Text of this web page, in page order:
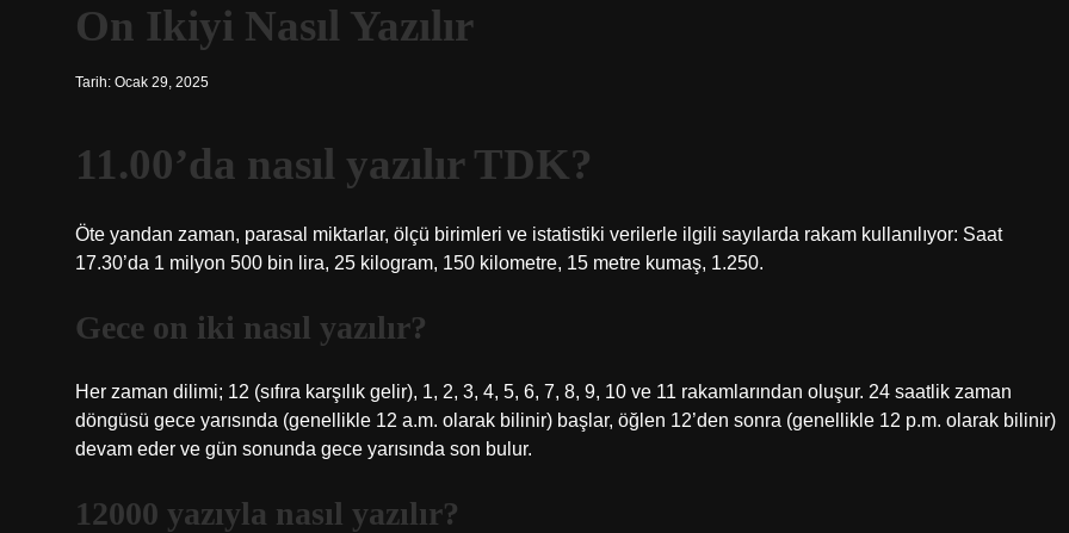
On Ikiyi Nasıl Yazılır
Tarih: Ocak 29, 2025
11.00’da nasıl yazılır TDK?
Öte yandan zaman, parasal miktarlar, ölçü birimleri ve istatistiki verilerle ilgili sayılarda rakam kullanılıyor: Saat
17.30’da 1 milyon 500 bin lira, 25 kilogram, 150 kilometre, 15 metre kumaş, 1.250.
Gece on iki nasıl yazılır?
Her zaman dilimi; 12 (sıfıra karşılık gelir), 1, 2, 3, 4, 5, 6, 7, 8, 9, 10 ve 11 rakamlarından oluşur. 24 saatlik zaman
döngüsü gece yarısında (genellikle 12 a.m. olarak bilinir) başlar, öğlen 12’den sonra (genellikle 12 p.m. olarak bilinir)
devam eder ve gün sonunda gece yarısında son bulur.
12000 yazıyla nasıl yazılır?